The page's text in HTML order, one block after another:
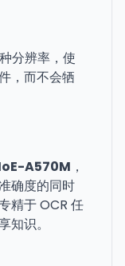
分辨率，使
，而不会牺
A570M ，
确度的同时
精于 OCR 任
识。